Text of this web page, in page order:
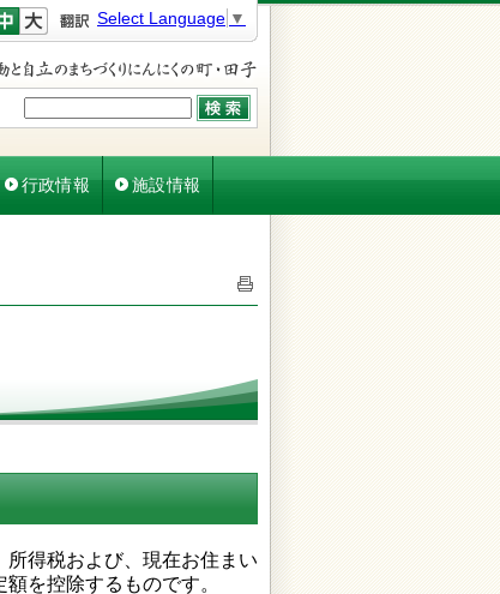
字を小さく
文字を元に戻す
文字を大きく
Select Language ▼
行政情報 施設情報
得税および、現在お住まい
を控除するものです。